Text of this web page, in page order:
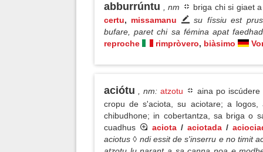
abburrúntu , nm
briga chi si giaet
certu, missamanu
su físsiu est
bufare, paret chi sa fémina apat
reproche
rimpròvero, biàsimo
aciótu , nm: atzotu
aina po
cropu de s'aciota, su aciotare; a
chibudhone; in cobertantza, sa briga o
cuadhus
aciota / aciotada /
aciotus ◊ ndi essit de s'inserru e no timit